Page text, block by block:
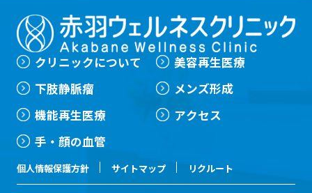
クリニックについて
下肢静脈瘤
機能再生医療
手・顔の血管
美容再生医療
メンズ形成
アクセス
個人情報保護方針 サイトマップ リクルート